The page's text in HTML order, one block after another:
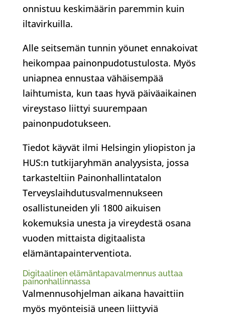
onnistuu keskimäärin paremmin kuin
iltavirkuilla.
Alle seitsemän tunnin yöunet ennakoivat
heikompaa painonpudotustulosta. Myös
uniapnea ennustaa vähäisempää
laihtumista, kun taas hyvä päiväaikainen
vireystaso liittyi suurempaan
painonpudotukseen.
Tiedot käyvät ilmi Helsingin yliopiston ja
HUS:n tutkijaryhmän analyysista, jossa
tarkasteltiin Painonhallintatalon
Terveyslaihdutusvalmennukseen
osallistuneiden yli 1800 aikuisen
kokemuksia unesta ja vireydestä osana
vuoden mittaista digitaalista
elämäntapainterventiota.
Digitaalinen elämäntapavalmennus auttaa
painonhallinnassa
Valmennusohjelman aikana havaittiin
myös myönteisiä uneen liittyviä